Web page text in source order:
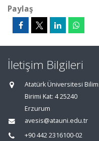
Paylaş
İletişim Bilgileri
Atatürk Üniversitesi
Birimi Kat: 4 25240
Erzurum
avesis@atauni.edu.tr
+90 442 2316100-02